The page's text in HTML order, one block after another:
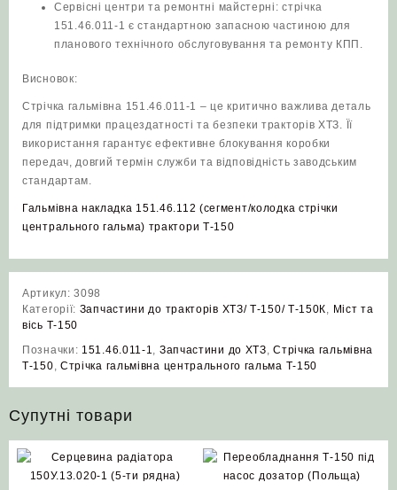
Сервісні центри та ремонтні майстерні: стрічка
151.46.011-1 є стандартною запасною частиною для
планового технічного обслуговування та ремонту КПП.
Висновок:
Стрічка гальмівна 151.46.011-1 – це критично важлива деталь
для підтримки працездатності та безпеки тракторів ХТЗ. Її
використання гарантує ефективне блокування коробки
передач, довгий термін служби та відповідність заводським
стандартам.
Гальмівна накладка 151.46.112 (сегмент/колодка стрічки
центрального гальма) трактори Т‑150
Артикул:3098
Категорії: Запчастини до тракторів ХТЗ/ Т-150/ Т-150К, Міст та
вісь Т-150
Позначки: 151.46.011-1, Запчастини до ХТЗ,Стрічка гальмівна
Т-150, Стрічка гальмівна центрального гальма Т-150
Супутні товари